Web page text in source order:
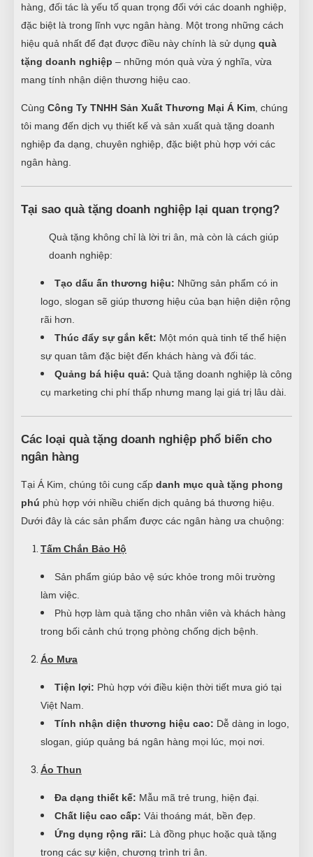
hàng, đối tác là yếu tố quan trọng đối với các doanh nghiệp,
đặc biệt là trong lĩnh vực ngân hàng. Một trong những cách
hiệu quả nhất để đạt được điều này chính là sử dụng quà
tặng doanh nghiệp – những món quà vừa ý nghĩa, vừa
mang tính nhận diện thương hiệu cao.
Cùng Công Ty TNHH Sản Xuất Thương Mại Á Kim , chúng
tôi mang đến dịch vụ thiết kế và sản xuất quà tặng doanh
nghiệp đa dạng, chuyên nghiệp, đặc biệt phù hợp với các
ngân hàng.
Tại sao quà tặng doanh nghiệp lại quan trọng?
Quà tặng không chỉ là lời tri ân, mà còn là cách giúp
doanh nghiệp:
Tạo dấu ấn thương hiệu: Những sản phẩm có in
logo, slogan sẽ giúp thương hiệu của bạn hiện diện rộng
rãi hơn.
Thúc đẩy sự gắn kết: Một món quà tinh tế thể hiện
sự quan tâm đặc biệt đến khách hàng và đối tác.
Quảng bá hiệu quả: Quà tặng doanh nghiệp là công
cụ marketing chi phí thấp nhưng mang lại giá trị lâu dài.
Các loại quà tặng doanh nghiệp phổ biến cho
ngân hàng
Tại Á Kim, chúng tôi cung cấp danh mục quà tặng phong
phú phù hợp với nhiều chiến dịch quảng bá thương hiệu.
Dưới đây là các sản phẩm được các ngân hàng ưa chuộng:
Tấm Chắn Bảo Hộ
Sản phẩm giúp bảo vệ sức khỏe trong môi trường
làm việc.
Phù hợp làm quà tặng cho nhân viên và khách hàng
trong bối cảnh chú trọng phòng chống dịch bệnh.
Áo Mưa
Tiện lợi: Phù hợp với điều kiện thời tiết mưa gió tại
Việt Nam.
Tính nhận diện thương hiệu cao: Dễ dàng in logo,
slogan, giúp quảng bá ngân hàng mọi lúc, mọi nơi.
Áo Thun
Đa dạng thiết kế: Mẫu mã trẻ trung, hiện đại.
Chất liệu cao cấp: Vải thoáng mát, bền đẹp.
Ứng dụng rộng rãi: Là đồng phục hoặc quà tặng
trong các sự kiện, chương trình tri ân.